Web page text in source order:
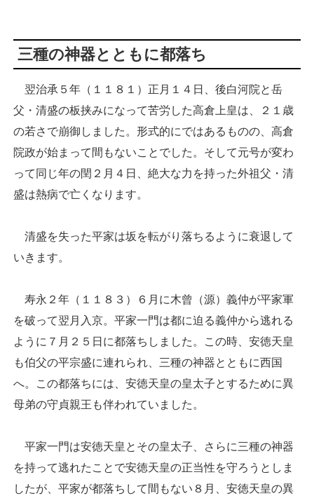
三種の神器とともに都落ち
翌治承５年（１１８１）正月１４日、後白河院と岳
父・清盛の板挟みになって苦労した高倉上皇は、２１歳
の若さで崩御しました。形式的にではあるものの、高倉
院政が始まって間もないことでした。そして元号が変わ
って同じ年の閏２月４日、絶大な力を持った外祖父・清
盛は熱病で亡くなります。
清盛を失った平家は坂を転がり落ちるように衰退して
いきます。
寿永２年（１１８３）６月に木曾（源）義仲が平家軍
を破って翌月入京。平家一門は都に迫る義仲から逃れる
ように７月２５日に都落ちしました。この時、安徳天皇
も伯父の平宗盛に連れられ、三種の神器とともに西国
へ。この都落ちには、安徳天皇の皇太子とするために異
母弟の守貞親王も伴われていました。
平家一門は安徳天皇とその皇太子、さらに三種の神器
を持って逃れたことで安徳天皇の正当性を守ろうとしま
したが、平家が都落ちして間もない８月、安徳天皇の異